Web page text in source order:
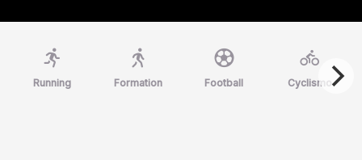
Running Formation Football Cyclismo